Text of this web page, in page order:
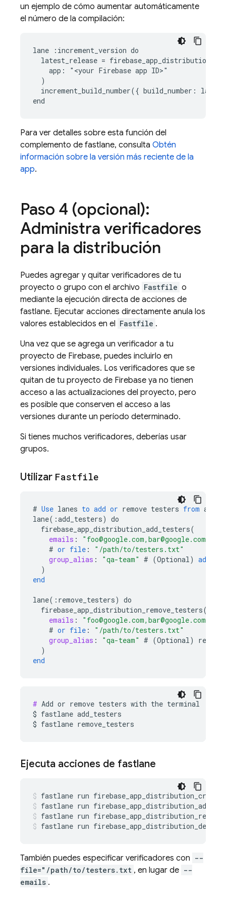
un ejemplo de cómo aumentar automáticamente
el número de la compilación:
lane :increment_version do
latest_release =
    app: "<your Firebase app ID>"
  )
increment_build_number({ build_number:
Para ver detalles sobre esta función del
complemento de fastlane, consulta Obtén
información sobre la versión más reciente de la
app.
Paso 4 (opcional):
Administra verificadores
para la distribución
Puedes agregar y quitar verificadores de tu
proyecto o grupo con el archivo Fastfile o
mediante la ejecución directa de acciones de
fastlane. Ejecutar acciones directamente anula los
valores establecidos en el Fastfile .
Una vez que se agrega un verificador a tu
proyecto de Firebase, puedes incluirlo en
versiones individuales. Los verificadores que se
quitan de tu proyecto de Firebase ya no tienen
acceso a las actualizaciones del proyecto, pero
es posible que conserven el acceso a las
versiones durante un período determinado.
Si tienes muchos verificadores, deberías usar
grupos.
Utilizar Fastfile
# Use lanes to add or remove testers from a
lane( :add_testers) do
firebase_app_distribution_add_testers(
emails :
"foo@google.com,bar@google.com"
# or file :
"/path/to/testers.txt"
group_alias : "qa-team" # (Optional) add
)
end
lane( : remove_testers) do
firebase_app_distribution_remove_testers(
emails :
"foo@google.com,bar@google.com"
# or file :
"/path/to/testers.txt"
group_alias : "qa-team" # (Optional)
remove
)
end
# Add or remove testers with the terminal
$ fastlane add_testers
$ fastlane remove_testers
Ejecuta acciones de fastlane
fastlane run
fastlane run
fastlane run
fastlane run
También puedes especificar verificadores con --
file="/path/to/testers.txt , en lugar de --
emails .